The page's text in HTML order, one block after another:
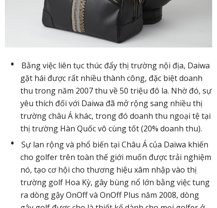
Bằng việc liên tục thúc đẩy thị trường nội địa, Daiwa
gặt hái được rất nhiều thành công, đặc biệt doanh
thu trong năm 2007 thu về 50 triệu đô la. Nhờ đó, sự
yêu thích đối với Daiwa đã mở rộng sang nhiều thị
trường châu Á khác, trong đó doanh thu ngoại tệ tại
thị trường Hàn Quốc vô cùng tốt (20% doanh thu).
Sự lan rộng và phổ biến tại Châu Á của Daiwa khiến
cho golfer trên toàn thế giới muốn được trải nghiệm
nó, tạo cơ hội cho thương hiệu xâm nhập vào thị
trường golf Hoa Kỳ, gây bùng nổ lớn bằng việc tung
ra dòng gậy OnOff và OnOff Plus năm 2008, dòng